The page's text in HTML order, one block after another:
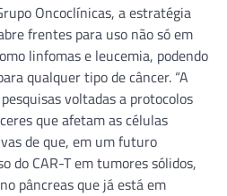
Oncoclínicas, a estratégia
frentes para uso não só em
linfomas e leucemia, podendo
qualquer tipo de câncer. “A
voltadas a protocolos
que afetam as células
de que, em um futuro
do CAR-T em tumores sólidos,
pâncreas que já está em